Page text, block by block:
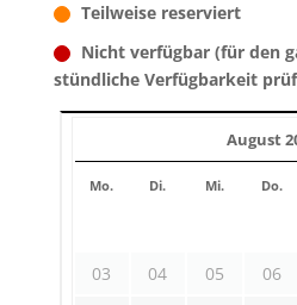
Teilweise reserviert
Nicht verfügbar (für den
stündliche Verfügbarkeit
August
Mo. Di. Mi. Do.
03
04 05 06